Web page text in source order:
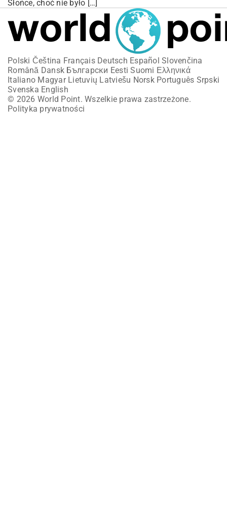
Słońce, choć nie było […]
Polski Čeština Français Deutsch Español Slovenčina
Română Dansk Български Eesti Suomi Ελληνικά
Italiano Magyar Lietuvių Latviešu Norsk Português Srpski
Svenska English
© 2026 World Point. Wszelkie prawa zastrzeżone.
Polityka prywatności